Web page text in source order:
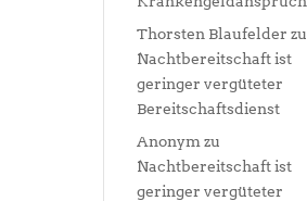
Thorsten Blaufelder zu
Nachtbereitschaft ist
geringer vergüteter
Bereitschaftsdienst
Anonym zu
Nachtbereitschaft ist
geringer vergüteter